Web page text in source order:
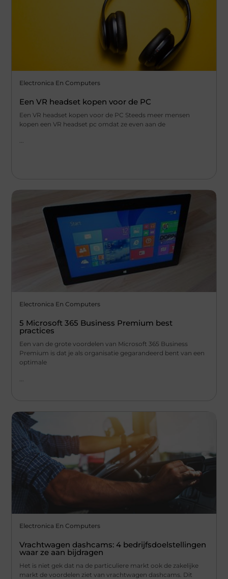
Electronica En Computers
Een VR headset kopen voor de PC
Een VR headset kopen voor de PC Steeds meer mensen
kopen een VR headset pc omdat ze even aan de
...
Electronica En Computers
5 Microsoft 365 Business Premium best
practices
Een van de grote voordelen van Microsoft 365 Business
Premium is dat je als organisatie gegarandeerd bent van een
optimale
Electronica En Computers
Vrachtwagen dashcams: 4 bedrijfsdoelstellingen
waar ze aan bijdragen
Het is niet gek dat na de particuliere markt ook de zakelijke
markt de voordelen ziet van vrachtwagen dashcams. Dit